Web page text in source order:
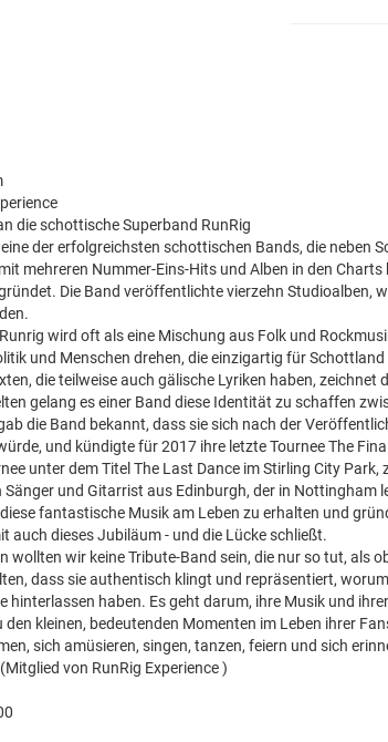
die schottische Superband RunRig
der erfolgreichsten schottischen Bands, die neben
mehreren Nummer-Eins-Hits und Alben in den
Die Band veröffentlichte vierzehn Studioalben,
wird oft als eine Mischung aus Folk und
und Menschen drehen, die einzigartig für
die teilweise auch gälische Lyriken haben,
gelang es einer Band diese Identität zu schaffen
die Band bekannt, dass sie sich nach der
und kündigte für 2017 ihre letzte Tournee The
unter dem Titel The Last Dance im Stirling City
Sänger und Gitarrist aus Edinburgh, der in Nottingham
fantastische Musik am Leben zu erhalten und
auch dieses Jubiläum - und die Lücke schließt.
wollten wir keine Tribute-Band sein, die nur so tut, als
dass sie authentisch klingt und repräsentiert,
hinterlassen haben. Es geht darum, ihre Musik und
den kleinen, bedeutenden Momenten im Leben ihrer
sich amüsieren, singen, tanzen, feiern und sich
von RunRig Experience )